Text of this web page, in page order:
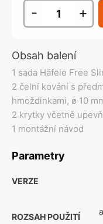
- +
Obsah balení
1 sada Häfele Free
2 čelní kování s
hmoždinkami, ø 10
2 krytky včetně
1 montážní návod
Parametry
VERZE
ROZSAH POUŽITÍ